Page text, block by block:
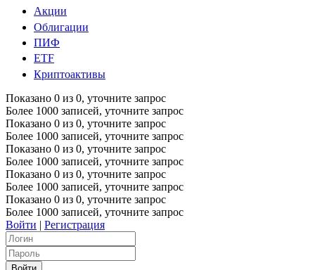
Акции
Облигации
ПИФ
ETF
Криптоактивы
Показано 0 из 0, уточните запрос
Более 1000 записей, уточните запрос
Показано 0 из 0, уточните запрос
Более 1000 записей, уточните запрос
Показано 0 из 0, уточните запрос
Более 1000 записей, уточните запрос
Показано 0 из 0, уточните запрос
Более 1000 записей, уточните запрос
Показано 0 из 0, уточните запрос
Более 1000 записей, уточните запрос
Войти | Регистрация